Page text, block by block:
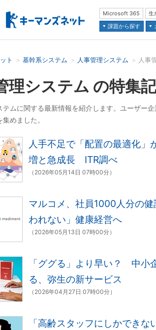
Microsoft 365 生
課題から探す
ト 基幹系システム 人事管理システム 人事
理システム の特集
テムに関する最新情報を紹介します。ユーザー
めました。
人手不足で「配置の最適化
増と急成長 ITR調べ
（2026年05月14日 07時00分）
マルコメ、社員1000人分の
われない」健康経営へ
（2026年05月13日 07時00分）
「ググる」より早い？ 中小
る、弥生の新サービス
（2026年04月27日 07時00分）
「高齢スタッフにしかでき